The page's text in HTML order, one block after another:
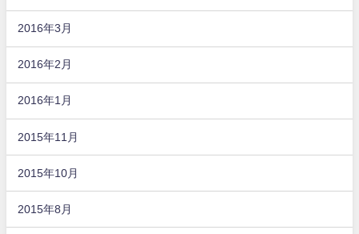
2016年3月
2016年2月
2016年1月
2015年11月
2015年10月
2015年8月